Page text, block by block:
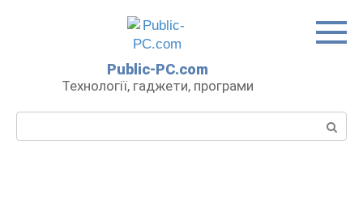
Public-PC.com
Технології, гаджети, програми